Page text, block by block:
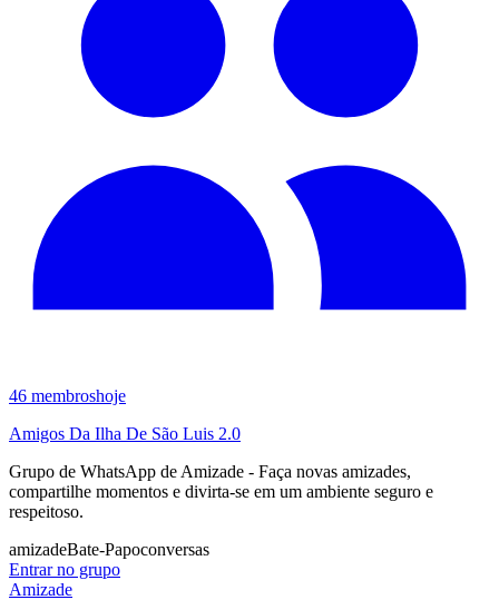
46 membroshoje
Amigos Da Ilha De São Luis 2.0
Grupo de WhatsApp de Amizade - Faça novas amizades,
compartilhe momentos e divirta‑se em um ambiente seguro e
respeitoso.
amizadeBate-Papoconversas
Entrar no grupo
Amizade